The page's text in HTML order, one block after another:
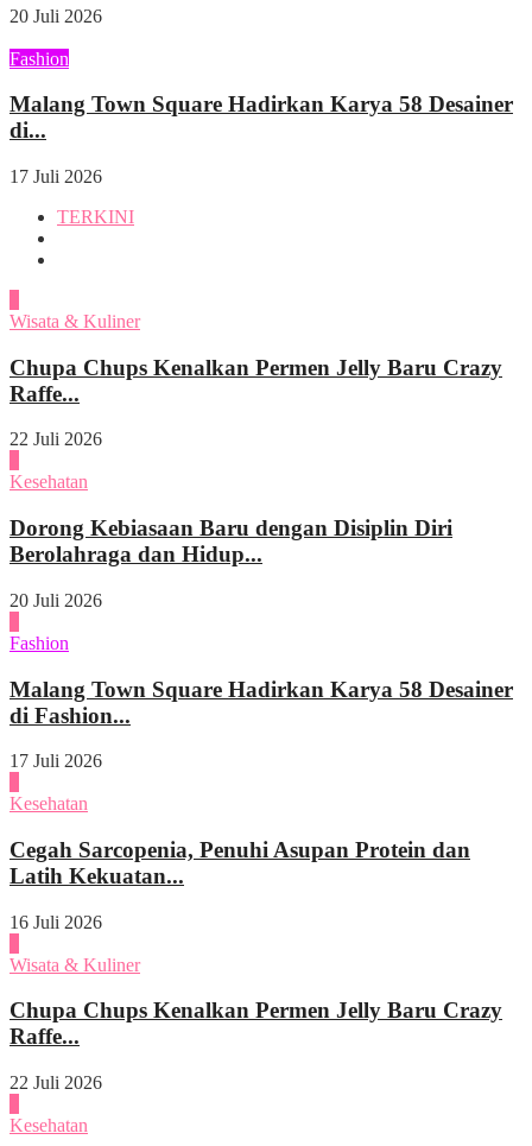
20 Juli 2026
Fashion
Malang Town Square Hadirkan Karya 58 Desainer
di...
17 Juli 2026
TERKINI
Wisata & Kuliner
Chupa Chups Kenalkan Permen Jelly Baru Crazy
Raffe...
22 Juli 2026
Kesehatan
Dorong Kebiasaan Baru dengan Disiplin Diri
Berolahraga dan Hidup...
20 Juli 2026
Fashion
Malang Town Square Hadirkan Karya 58 Desainer
di Fashion...
17 Juli 2026
Kesehatan
Cegah Sarcopenia, Penuhi Asupan Protein dan
Latih Kekuatan...
16 Juli 2026
Wisata & Kuliner
Chupa Chups Kenalkan Permen Jelly Baru Crazy
Raffe...
22 Juli 2026
Kesehatan